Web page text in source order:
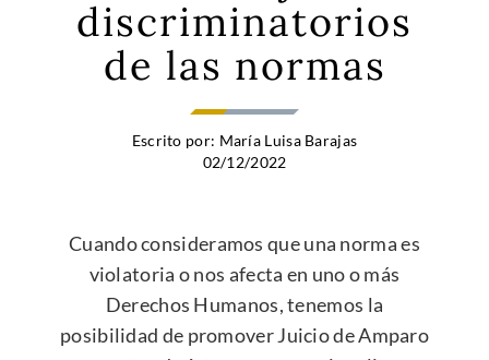
CONTACTO
discriminatorios
de las normas
Escrito por: María Luisa Barajas
02/12/2022
Cuando consideramos que una norma es
violatoria o nos afecta en uno o más
Derechos Humanos, tenemos la
posibilidad de promover Juicio de Amparo